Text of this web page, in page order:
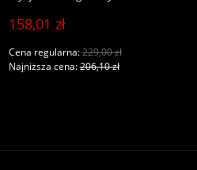
158,01 zł
Cena regularna:229,00 zł
Najniższa cena:206,10 zł